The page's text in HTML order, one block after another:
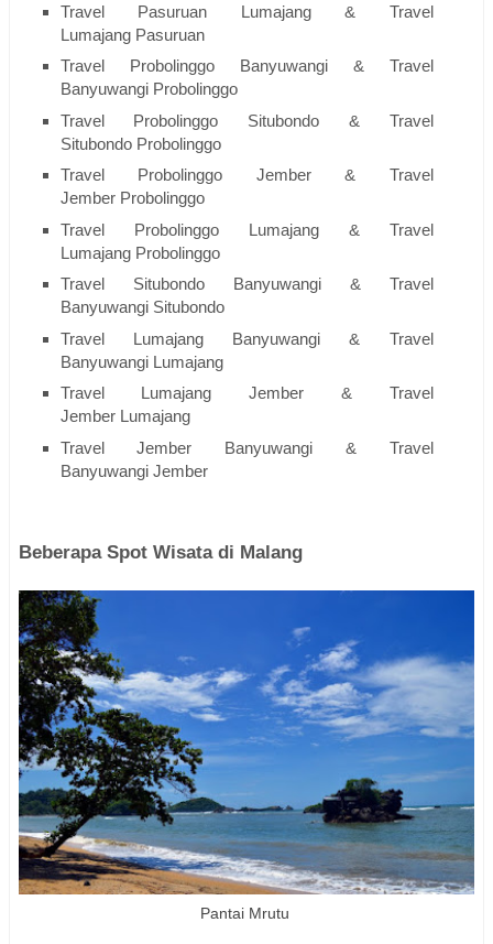
Travel Pasuruan Lumajang & Travel
Lumajang Pasuruan
Travel Probolinggo Banyuwangi & Travel
Banyuwangi Probolinggo
Travel Probolinggo Situbondo & Travel
Situbondo Probolinggo
Travel Probolinggo Jember & Travel
Jember Probolinggo
Travel Probolinggo Lumajang & Travel
Lumajang Probolinggo
Travel Situbondo Banyuwangi & Travel
Banyuwangi Situbondo
Travel Lumajang Banyuwangi & Travel
Banyuwangi Lumajang
Travel Lumajang Jember & Travel
Jember Lumajang
Travel Jember Banyuwangi & Travel
Banyuwangi Jember
Beberapa Spot Wisata di Malang
Pantai Mrutu